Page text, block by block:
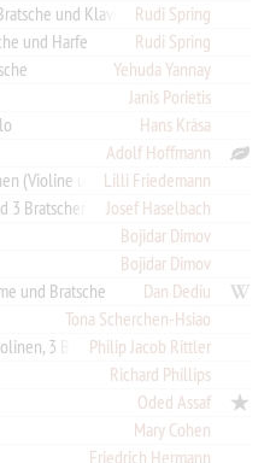
und Klavier
Rudi Spring
und Harfe
Rudi Spring
Yehuda Yannay
Janis Porietis
Hans Krása
Adolf Hoffmann
Tanzduette als Geigenübung, für 2 Violinen (Violine und Bratsche oder 2 Bratschen)
Lilli Friedemann
Tanzlied für eine Tänzerin, für Violine und 3 Bratschen (2 Bratschen und Violoncello)
Josef Haselbach
Bojidar Dimov
Bojidar Dimov
und Bratsche
Dan Dediu
Tona Scherchen-Hsiao
Tausend-Gulden-Sonate, d-moll, für 2 Violinen, 3 Bratschen und Kontrabass
Philip Jacob Rittler
Richard Phillips
Oded Assaf
Mary Cohen
Friedrich Hermann